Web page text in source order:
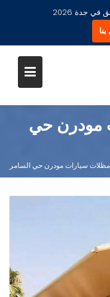
عصرية جديدة بجدة
مودرن حي
سيارات مودرن حي السامر